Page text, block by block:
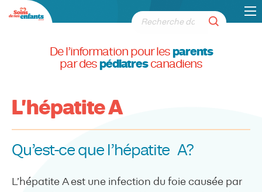
De l’information pour les parents
par des pédiatrescanadiens
L'hépatite A
Qu’est-ce que l’hépatite A?
L’hépatite A est une infection du foie causée par